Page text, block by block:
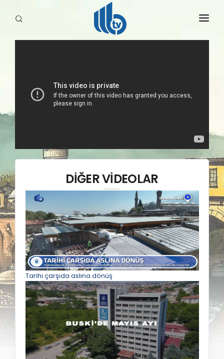
YAYINLARIMIZ
DİĞER VİDEOLAR
Tarihi çarşıda aslına dönüş